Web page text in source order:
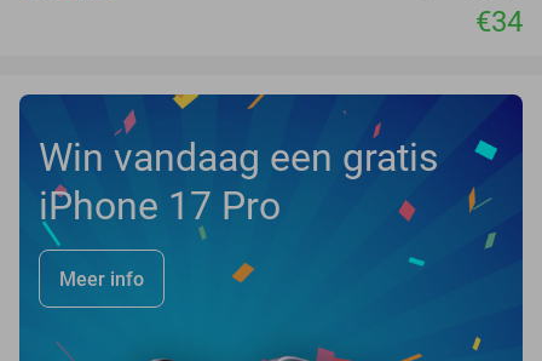
€34
Win vandaag een gratis
iPhone 17 Pro
Meer info